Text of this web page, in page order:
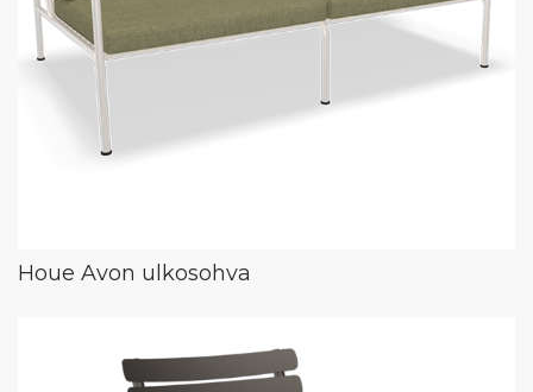
Houe Avon ulkosohva